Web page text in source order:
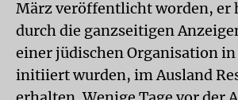
März veröffentlicht worden, er
durch die ganzseitigen
einer jüdischen Organisation in
initiiert wurden, im Ausland